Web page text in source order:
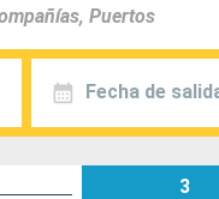
Fecha de
3